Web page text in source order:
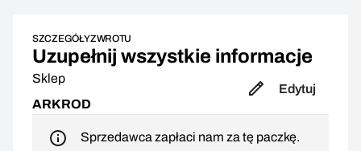
SZCZEGÓŁY ZWROTU
Uzupełnij wszystkie informacje
Sklep
ARKROD
Edytuj
Sprzedawca zapłaci nam za tę paczkę.